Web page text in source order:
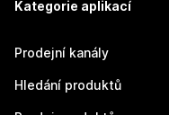
Kategorie aplikací
Prodejní kanály
Hledání produktů